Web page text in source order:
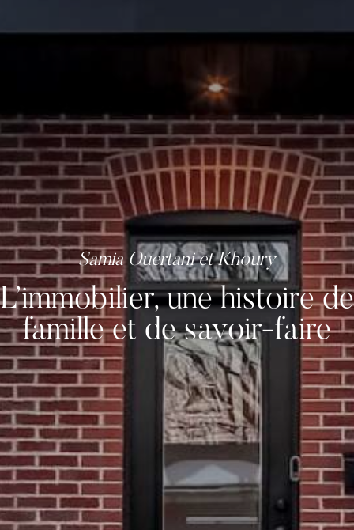
L’immobilier, une histoire de
famille et de savoir-faire